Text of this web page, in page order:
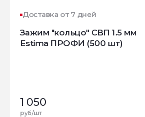
Доставка от 7 дней
Зажим "кольцо" СВП 1.5 мм
Estima ПРОФИ (500 шт)
1 050
руб/шт